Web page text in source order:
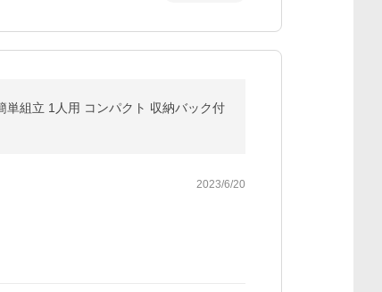
組立 1人用 コンパクト 収納バック付
2023/6/20